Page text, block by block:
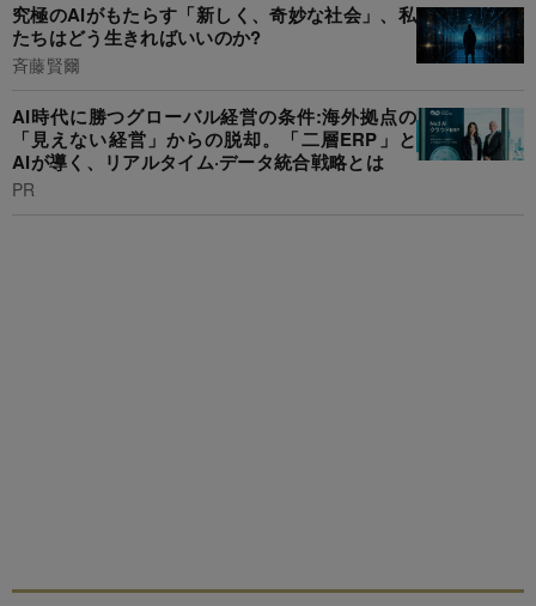
究極のAIがもたらす「新しく、奇妙な社会」、私
たちはどう生きればいいのか?
斉藤賢爾
AI時代に勝つグローバル経営の条件:海外拠点の
「見えない経営」からの脱却。「二層ERP」と
AIが導く、リアルタイム·データ統合戦略とは
PR